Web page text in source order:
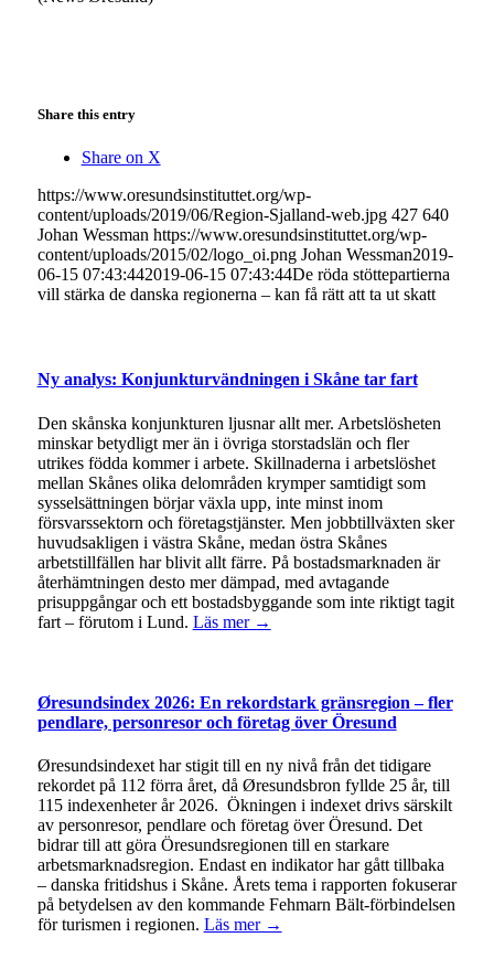
Share this entry
Share on X
https://www.oresundsinstituttet.org/wp-
content/uploads/2019/06/Region-Sjalland-web.jpg 427 640
Johan Wessman https://www.oresundsinstituttet.org/wp-
content/uploads/2015/02/logo_oi.png Johan Wessman2019-
06-15 07:43:442019-06-15 07:43:44De röda stöttepartierna
vill stärka de danska regionerna – kan få rätt att ta ut skatt
Ny analys: Konjunkturvändningen i Skåne tar fart
Den skånska konjunkturen ljusnar allt mer. Arbetslösheten
minskar betydligt mer än i övriga storstadslän och fler
utrikes födda kommer i arbete. Skillnaderna i arbetslöshet
mellan Skånes olika delområden krymper samtidigt som
sysselsättningen börjar växla upp, inte minst inom
försvarssektorn och företagstjänster. Men jobbtillväxten sker
huvudsakligen i västra Skåne, medan östra Skånes
arbetstillfällen har blivit allt färre. På bostadsmarknaden är
återhämtningen desto mer dämpad, med avtagande
prisuppgångar och ett bostadsbyggande som inte riktigt tagit
fart – förutom i Lund. Läs mer →
Øresundsindex 2026: En rekordstark gränsregion – fler
pendlare, personresor och företag över Öresund
Øresundsindexet har stigit till en ny nivå från det tidigare
rekordet på 112 förra året, då Øresundsbron fyllde 25 år, till
115 indexenheter år 2026. Ökningen i indexet drivs särskilt
av personresor, pendlare och företag över Öresund. Det
bidrar till att göra Öresundsregionen till en starkare
arbetsmarknadsregion. Endast en indikator har gått tillbaka
– danska fritidshus i Skåne. Årets tema i rapporten fokuserar
på betydelsen av den kommande Fehmarn Bält-förbindelsen
för turismen i regionen. Läs mer →